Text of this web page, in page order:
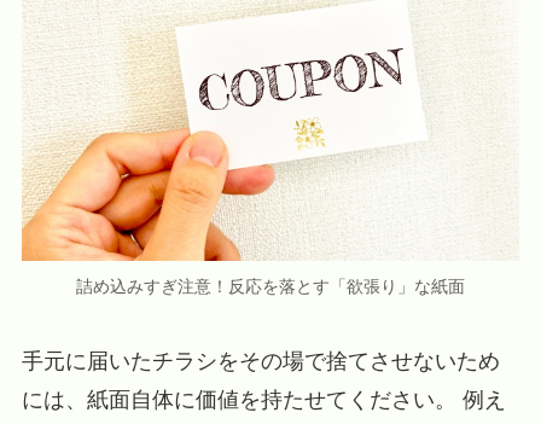
詰め込みすぎ注意！反応を落とす「欲張り」な紙面
手元に届いたチラシをその場で捨てさせないため
には、紙面自体に価値を持たせてください。 例え